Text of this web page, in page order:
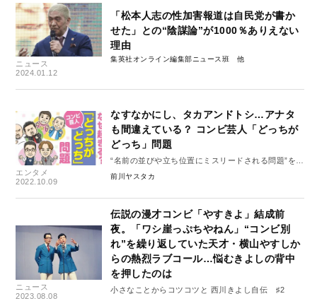
ニュース
2024.01.12
「松本人志の性加害報道は自民党が書か
せた」との“陰謀論”が1000％ありえない
理由
集英社オンライン編集部ニュース班
エンタメ
2022.10.09
なすなかにし、タカアンドトシ…アナタ
も間違えている？ コンビ芸人「どっちが
どっち」問題
“名前の並びや立ち位置にミスリードされる問題”を検
証
前川ヤスタカ
ニュース
2023.08.08
伝説の漫才コンビ「やすきよ」結成前
夜。「ワシ崖っぷちやねん」“コンビ別
れ”を繰り返していた天才・横山やすしか
らの熱烈ラブコール…悩むきよしの背中
を押したのは
小さなことからコツコツと 西川きよし自伝 ♯2